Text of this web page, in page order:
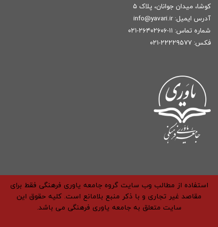
کوشا، میدان جوانان، پلاک ۵
آدرس ایمیل: info@yavari.ir
شماره تماس: ۱۱-۲۶۴۰۲۶۰۶-۰۲۱
فکس: ۲۲۲۲۹۵۷۷-۰۲۱
استفاده از مطالب وب سایت گروه جامعه یاوری فرهنگی فقط برای
مقاصد غیر تجاری و با ذکر منبع بلامانع است. کلیه حقوق این
سایت متعلق به جامعه یاوری فرهنگی می باشد.